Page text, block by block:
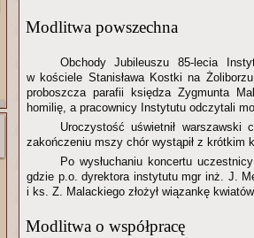
Modlitwa powszechna
Obchody Jubileuszu 85-lecia
w kościele Stanisława Kostki na
proboszcza parafii księdza Zygmunta
homilię, a pracownicy Instytutu odczytali
Uroczystość uświetnił warszawski
zakończeniu mszy chór wystąpił z krótkim
Po wysłuchaniu koncertu
gdzie p.o. dyrektora instytutu mgr inż. J.
i ks. Z. Malackiego złożył wiązankę kwiatów.
Modlitwa o współpracę